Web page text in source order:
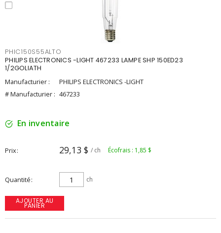
PHIC150S55ALTO
PHILIPS ELECTRONICS -LIGHT 467233 LAMPE SHP 150ED23
1/2GOLIATH
Manufacturier :
PHILIPS ELECTRONICS -LIGHT
# Manufacturier : 467233
En inventaire
Prix 29,13 $ / ch Écofrais : 1,85 $
Quantité ch
AJOUTER AU
PANIER